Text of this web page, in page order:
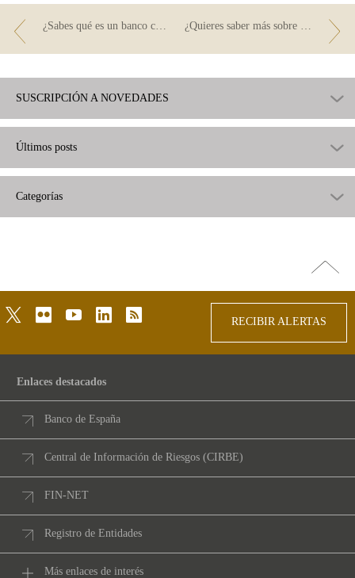
SUSCRIPCIÓN A NOVEDADES
Últimos posts
Categorías
arriba
twitterflickr youtubelinkedinrss
RECIBIR ALERTAS
Enlaces destacados
Banco de España
Central de Información de Riesgos (CIRBE)
FIN-NET
Registro de Entidades
Más enlaces de interés